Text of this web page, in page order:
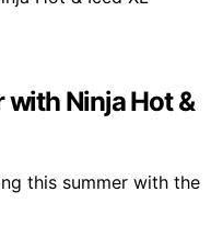
with Ninja Hot &
this summer with the